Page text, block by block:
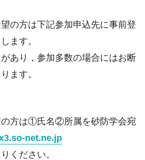
の方は下記参加申込先に事前登
ます。
があり，参加多数の場合にはお断
ます。
の方は①氏名②所属を砂防学会宛
net.ne.jp
ください。